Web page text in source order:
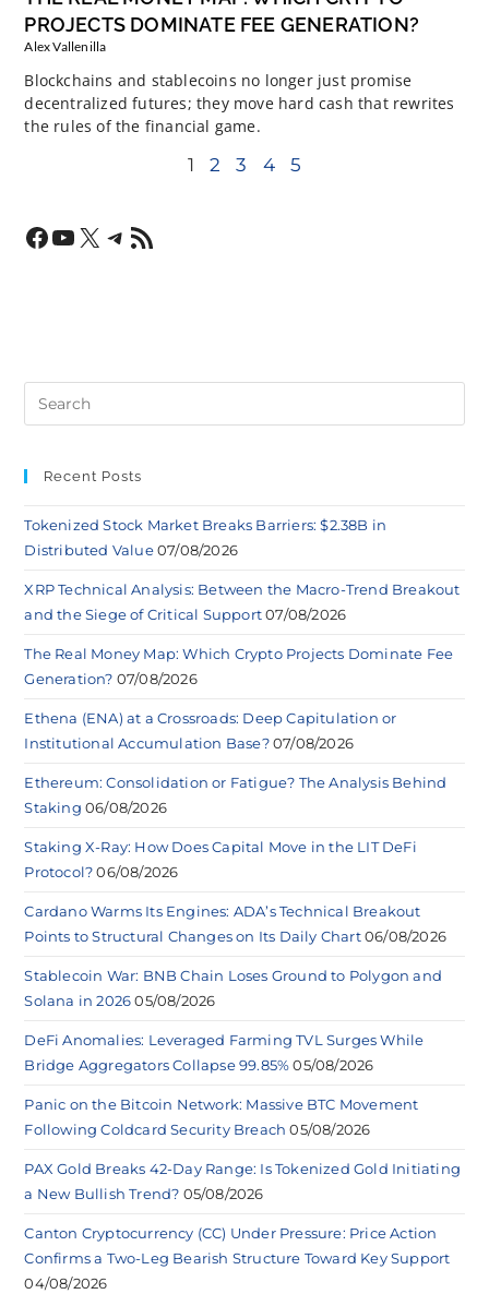
PROJECTS DOMINATE FEE GENERATION?
Alex Vallenilla
Blockchains and stablecoins no longer just promise
decentralized futures; they move hard cash that rewrites
the rules of the financial game.
1 2 3 4 5
Recent Posts
Tokenized Stock Market Breaks Barriers: $2.38B in
Distributed Value 07/08/2026
XRP Technical Analysis: Between the Macro-Trend Breakout
and the Siege of Critical Support 07/08/2026
The Real Money Map: Which Crypto Projects Dominate Fee
Generation? 07/08/2026
Ethena (ENA) at a Crossroads: Deep Capitulation or
Institutional Accumulation Base? 07/08/2026
Ethereum: Consolidation or Fatigue? The Analysis Behind
Staking 06/08/2026
Staking X-Ray: How Does Capital Move in the LIT DeFi
Protocol? 06/08/2026
Cardano Warms Its Engines: ADA’s Technical Breakout
Points to Structural Changes on Its Daily Chart 06/08/2026
Stablecoin War: BNB Chain Loses Ground to Polygon and
Solana in 2026 05/08/2026
DeFi Anomalies: Leveraged Farming TVL Surges While
Bridge Aggregators Collapse 99.85% 05/08/2026
Panic on the Bitcoin Network: Massive BTC Movement
Following Coldcard Security Breach 05/08/2026
PAX Gold Breaks 42-Day Range: Is Tokenized Gold Initiating
a New Bullish Trend? 05/08/2026
Canton Cryptocurrency (CC) Under Pressure: Price Action
Confirms a Two-Leg Bearish Structure Toward Key Support
04/08/2026